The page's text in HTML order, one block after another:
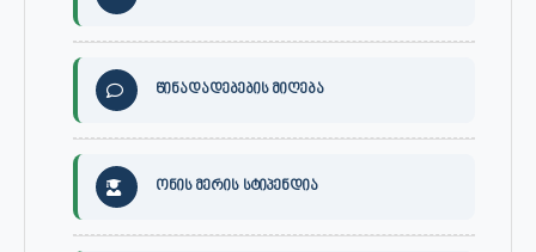
წინადადებების მიღება
ონის მერის სტიპენდია